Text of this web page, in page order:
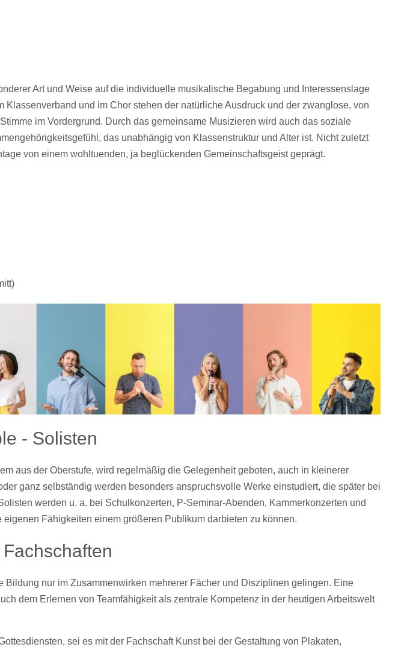
Klassenverband und im Chor stehen der natürliche Ausdruck und der zwanglose, von
im Vordergrund. Durch das gemeinsame Musizieren wird auch das soziale
das unabhängig von Klassenstruktur und Alter ist. Nicht zuletzt
von einem wohltuenden, ja beglückenden Gemeinschaftsgeist geprägt.
- Solisten
aus der Oberstufe, wird regelmäßig die Gelegenheit geboten, auch in kleinerer
ganz selbständig werden besonders anspruchsvolle Werke einstudiert, die später bei
werden u. a. bei Schulkonzerten, P-Seminar-Abenden, Kammerkonzerten und
Fähigkeiten einem größeren Publikum darbieten zu können.
Bildung nur im Zusammenwirken mehrerer Fächer und Disziplinen gelingen. Eine
dem Erlernen von Teamfähigkeit als zentrale Kompetenz in der heutigen Arbeitswelt
sei es mit der Fachschaft Kunst bei der Gestaltung von Plakaten,